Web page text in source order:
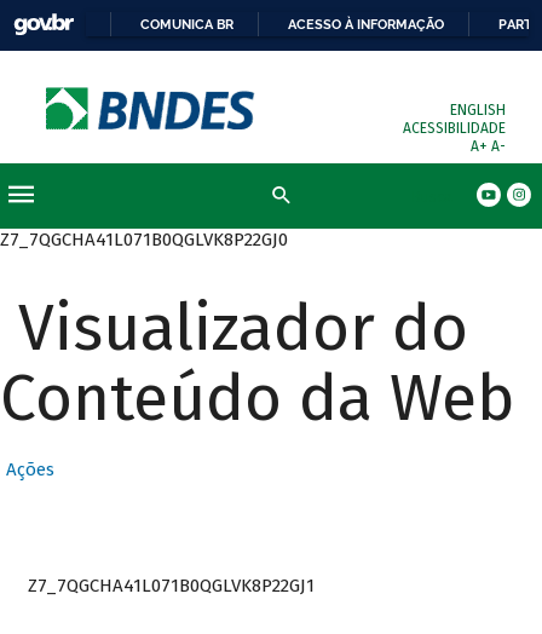
COMUNICA BR ACESSO À INFORMAÇÃO
ENGLISH
ACESSIBILIDADE
A+ A-
Z7_7QGCHA41L071B0QGLVK8P22GJ0
Visualizador do
Conteúdo da Web
Ações
Z7_7QGCHA41L071B0QGLVK8P22GJ1